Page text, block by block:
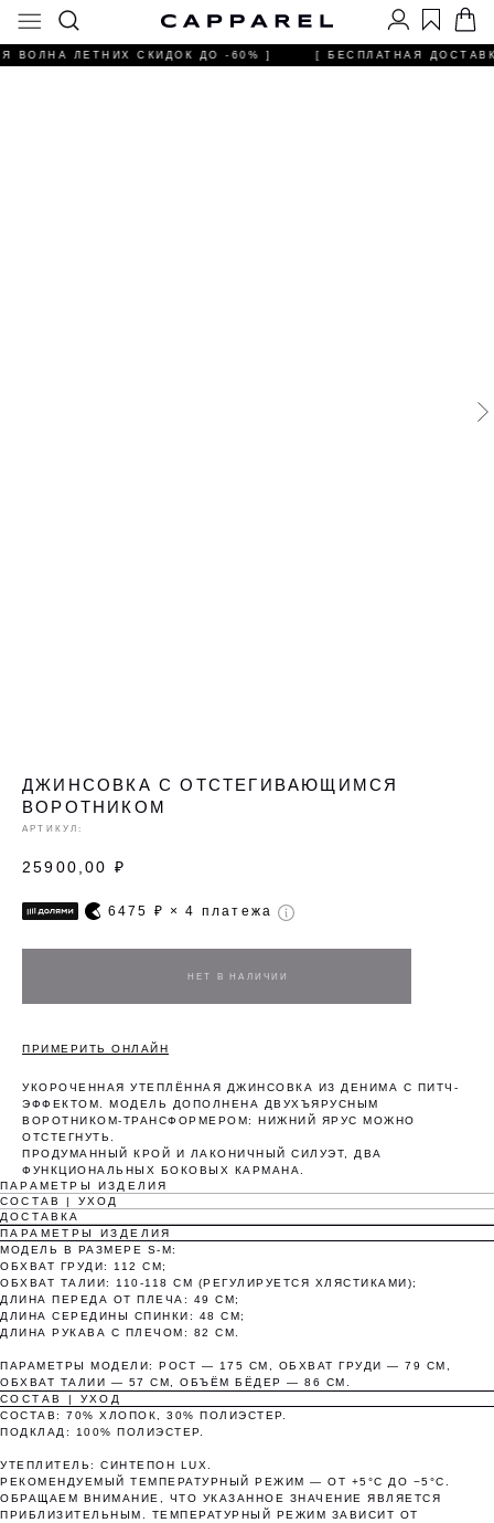
ВОЛНА ЛЕТНИХ СКИДОК ДО -60% ] [ БЕСПЛАТНАЯ
ДЖИНСОВКА С ОТСТЕГИВАЮЩИМСЯ
ВОРОТНИКОМ
АРТИКУЛ:
25900,00 ₽
6475 ₽ × 4 платежа
ПРИМЕРИТЬ ОНЛАЙН
УКОРОЧЕННАЯ УТЕПЛЁННАЯ ДЖИНСОВКА ИЗ ДЕНИМА С ПИТЧ-
ЭФФЕКТОМ. МОДЕЛЬ ДОПОЛНЕНА ДВУХЪЯРУСНЫМ
ВОРОТНИКОМ-ТРАНСФОРМЕРОМ: НИЖНИЙ ЯРУС МОЖНО
ОТСТЕГНУТЬ.
ПРОДУМАННЫЙ КРОЙ И ЛАКОНИЧНЫЙ СИЛУЭТ, ДВА
ФУНКЦИОНАЛЬНЫХ БОКОВЫХ КАРМАНА.
ПАРАМЕТРЫ ИЗДЕЛИЯ
СОСТАВ | УХОД
ДОСТАВКА
ПАРАМЕТРЫ ИЗДЕЛИЯ
МОДЕЛЬ В РАЗМЕРЕ S-M:
ОБХВАТ ГРУДИ: 112 СМ;
ОБХВАТ ТАЛИИ: 110-118 СМ (РЕГУЛИРУЕТСЯ ХЛЯСТИКАМИ);
ДЛИНА ПЕРЕДА ОТ ПЛЕЧА: 49 СМ;
ДЛИНА СЕРЕДИНЫ СПИНКИ: 48 СМ;
ДЛИНА РУКАВА С ПЛЕЧОМ: 82 СМ.
ПАРАМЕТРЫ МОДЕЛИ: РОСТ — 175 СМ, ОБХВАТ ГРУДИ — 79 СМ,
ОБХВАТ ТАЛИИ — 57 СМ, ОБЪЁМ БЁДЕР — 86 СМ.
СОСТАВ | УХОД
СОСТАВ: 70% ХЛОПОК, 30% ПОЛИЭСТЕР.
ПОДКЛАД: 100% ПОЛИЭСТЕР.
УТЕПЛИТЕЛЬ: СИНТЕПОН LUX.
РЕКОМЕНДУЕМЫЙ ТЕМПЕРАТУРНЫЙ РЕЖИМ — ОТ +5°C ДО −5°C.
ОБРАЩАЕМ ВНИМАНИЕ, ЧТО УКАЗАННОЕ ЗНАЧЕНИЕ ЯВЛЯЕТСЯ
ПРИБЛИЗИТЕЛЬНЫМ. ТЕМПЕРАТУРНЫЙ РЕЖИМ ЗАВИСИТ ОТ
Оплата частями
Оплатите сегодня 25% стоимости покупки
картой любого банка, остальное — тремя
платежами раз в две недели.
сегодня
25%
недели
25% 25% 25%